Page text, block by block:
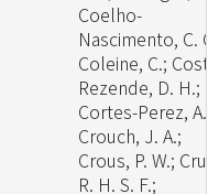
Coelho-
Nascimento, C.
Coleine, C.;
Rezende, D. H.;
Cortes-Perez, A.;
Crouch, J. A.;
Crous, P. W.;
R. H. S. F.;